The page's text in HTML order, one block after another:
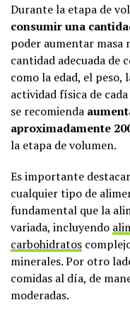
Durante la etapa de
consumir una
poder aumentar masa
cantidad adecuada de
como la edad, el
actividad física de
se recomienda
aproximadamente
la etapa de volumen.
Es importante
cualquier tipo de
fundamental que la
variada, incluyendo
carbohidratos
minerales. Por otro
comidas al día, de
moderadas.